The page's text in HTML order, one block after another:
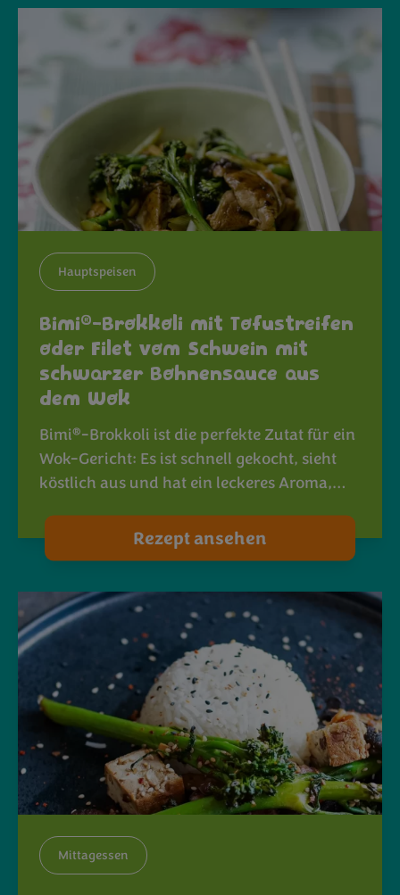
Hauptspeisen
Bimi®-Brokkoli mit Tofustreifen
oder Filet vom Schwein mit
schwarzer Bohnensauce aus
dem Wok
Bimi®-Brokkoli ist die perfekte Zutat für ein
Wok-Gericht: Es ist schnell gekocht, sieht
köstlich aus und hat ein leckeres Aroma,…
Rezept ansehen
Mittagessen